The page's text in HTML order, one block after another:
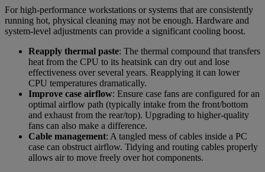
For high-performance workstations or systems that are consistently
running hot, physical cleaning may not be enough. Hardware and
system-level adjustments can provide a significant cooling boost.
Reapply thermal paste: The thermal compound that transfers
heat from the CPU to its heatsink can dry out and lose
effectiveness over several years. Reapplying it can lower
CPU temperatures dramatically.
Improve case airflow: Ensure case fans are configured for an
optimal airflow path (typically intake from the front/bottom
and exhaust from the rear/top). Upgrading to higher-quality
fans can also make a difference.
Cable management: A tangled mess of cables inside a PC
case can obstruct airflow. Tidying and routing cables properly
allows air to move freely over hot components.